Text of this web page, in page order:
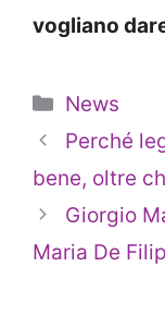
vogliano
Categorie
News
Perché
bene, oltre
Giorgio
Maria De